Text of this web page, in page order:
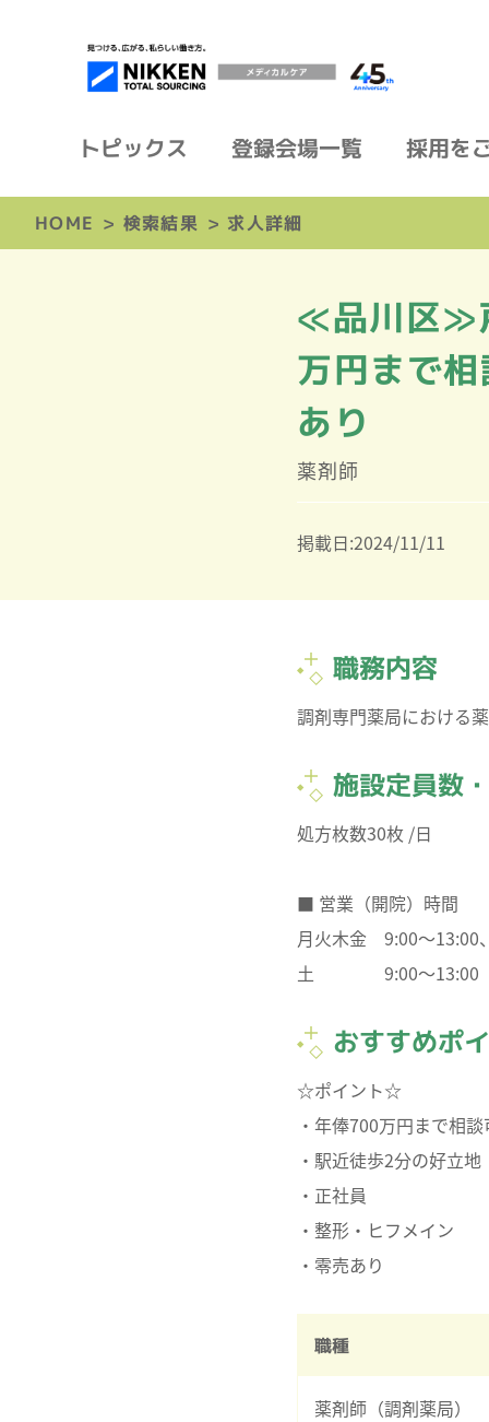
トピックス 登録会場一覧 採用を
HOME > 検索結果 > 求人詳細
≪品川区≫
万円まで
あり
薬剤師
掲載日:2024/11/11
職務内容
調剤専門薬局における
施設定員数
処方枚数30枚 /日
■ 営業（開院）時間
月火木金 9:00～13:00
土 9:00～13:00
おすすめポ
☆ポイント☆
・年俸700万円まで相談
・駅近徒歩2分の好立地
・正社員
・整形・ヒフメイン
職種
薬剤師（調剤薬局）